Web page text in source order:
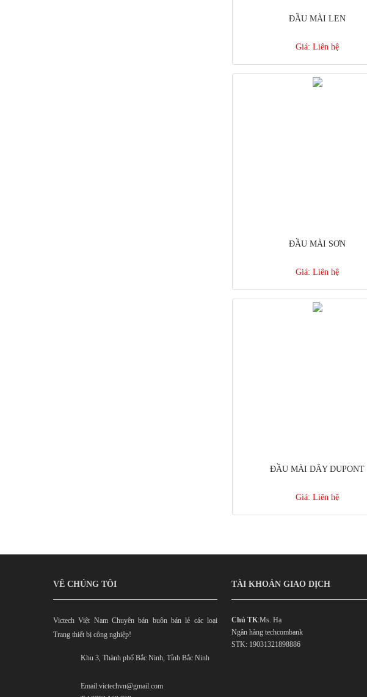
ĐẦU MÀI LEN
Giá: Liên hệ
ĐẦU MÀI SƠN
Giá: Liên hệ
ĐẦU MÀI DÂY DUPONT
Giá: Liên hệ
VỀ CHÚNG TÔI
Victech Việt Nam Chuyên bán buôn bán lẻ các loại
Trang thiết bị công nghiệp!
Khu 3, Thành phố Bắc Ninh, Tỉnh Bắc Ninh
Email:victechvn@gmail.com
TÀI KHOẢN GIAO DỊCH
Chủ TK:Ms. Hạ
Ngân hàng techcombank
STK: 19031321898886